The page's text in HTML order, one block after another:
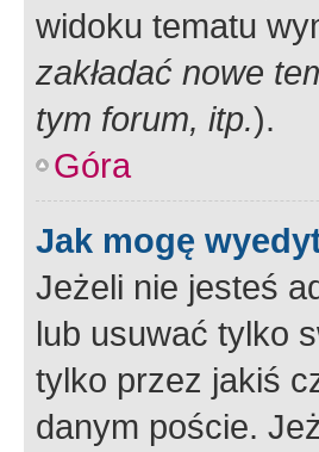
widoku tematu
zakładać nowe
tym forum, itp.).
Góra
Jak mogę
Jeżeli nie jesteś
lub usuwać tylko
tylko przez jakiś
danym poście.